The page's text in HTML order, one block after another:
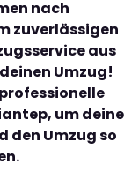
nach
zuverlässigen
aus
Umzug!
um deine
den Umzug so